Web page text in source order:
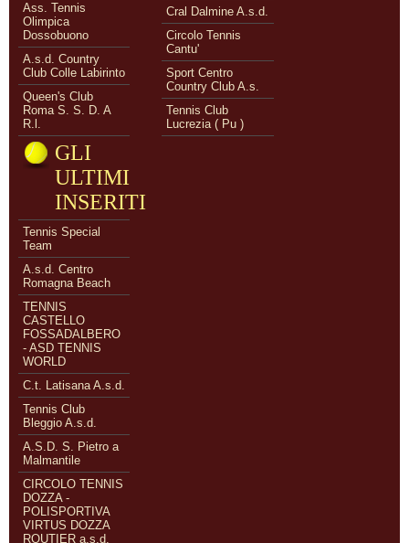
Ass. Tennis
Olimpica
Dossobuono
A.s.d. Country
Club Colle Labirinto
Queen's Club
Roma S. S. D. A
R.l.
Cral Dalmine A.s.d.
Circolo Tennis
Cantu'
Sport Centro
Country Club A.s.
Tennis Club
Lucrezia ( Pu )
GLI
ULTIMI
INSERITI
Tennis Special
Team
A.s.d. Centro
Romagna Beach
TENNIS
CASTELLO
FOSSADALBERO
- ASD TENNIS
WORLD
C.t. Latisana A.s.d.
Tennis Club
Bleggio A.s.d.
A.S.D. S. Pietro a
Malmantile
CIRCOLO TENNIS
DOZZA -
POLISPORTIVA
VIRTUS DOZZA
ROUTIER a.s.d.